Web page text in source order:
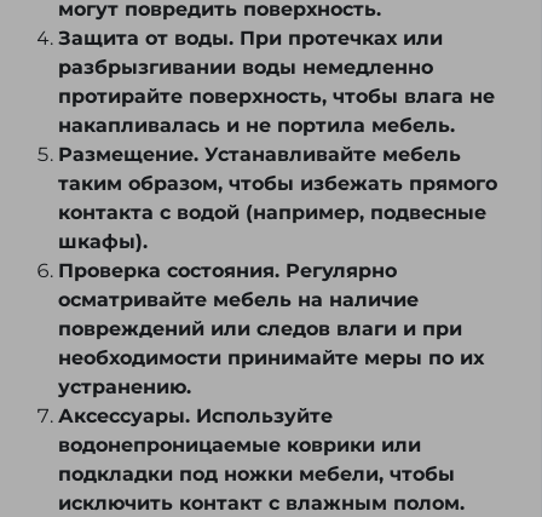
могут повредить поверхность.
Защита от воды. При протечках или
разбрызгивании воды немедленно
протирайте поверхность, чтобы влага не
накапливалась и не портила мебель.
Размещение. Устанавливайте мебель
таким образом, чтобы избежать прямого
контакта с водой (например, подвесные
шкафы).
Проверка состояния. Регулярно
осматривайте мебель на наличие
повреждений или следов влаги и при
необходимости принимайте меры по их
устранению.
Аксессуары. Используйте
водонепроницаемые коврики или
подкладки под ножки мебели, чтобы
исключить контакт с влажным полом.